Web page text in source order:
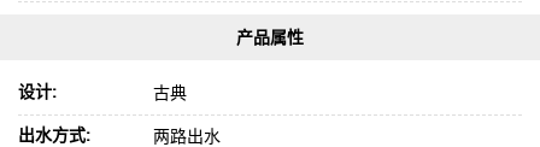
面板
经典
设计: 古典
出水方式: 两路出水